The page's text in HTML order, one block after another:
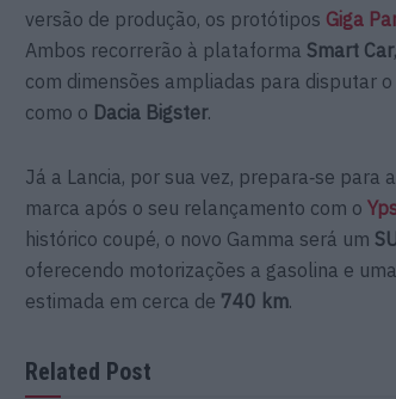
versão de produção, os protótipos Giga
Ambos recorrerão à plataforma Smart Car
com dimensões ampliadas para disputar
como o Dacia Bigster.
Já a Lancia, por sua vez, prepara‑se para
marca após o seu relançamento com o
histórico coupé, o novo Gamma será um
oferecendo motorizações a gasolina e
estimada em cerca de 740 km.
Related Post